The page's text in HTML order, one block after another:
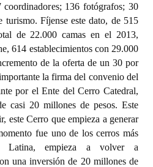
coordinadores; 136 fotógrafos; 30
turismo. Fíjense este dato, de 515
de 22.000 camas en el 2013,
614 establecimientos con 29.000
de la oferta de un 30 por
la firma del convenio del
por el Ente del Cerro Catedral,
casi 20 millones de pesos. Este
este Cerro que empieza a generar
fue uno de los cerros más
Latina, empieza a volver a
una inversión de 20 millones de